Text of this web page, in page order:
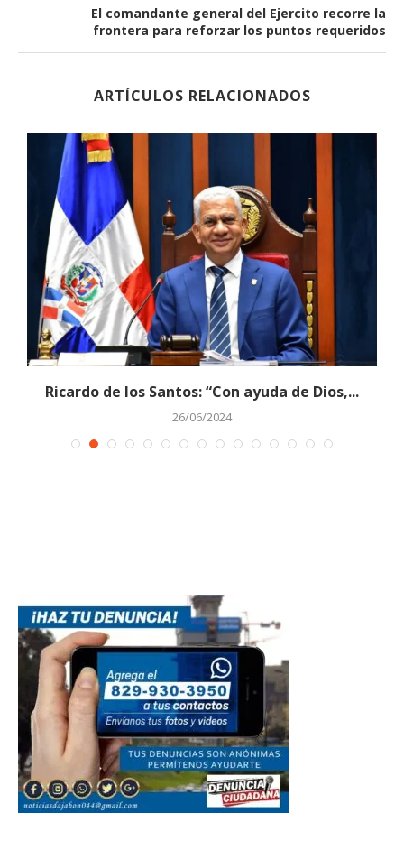
El comandante general del Ejercito recorre la
frontera para reforzar los puntos requeridos
ARTÍCULOS RELACIONADOS
Ricardo de los Santos: “Con ayuda de Dios,...
26/06/2024